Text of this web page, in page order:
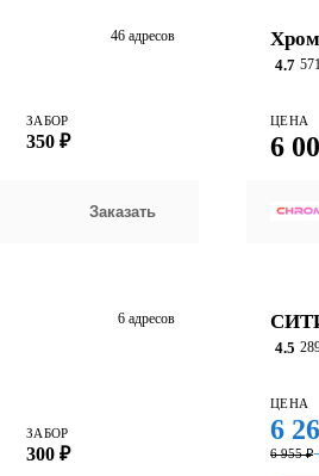
46 адресов
ЗАБОР
350 ₽
Заказать
4.7
ЦЕНА
6
6 адресов
ЗАБОР
300 ₽
4.5
ЦЕНА
6
6 955 ₽